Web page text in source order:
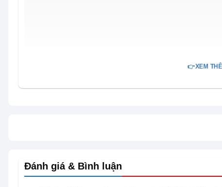
👉XEM
Đánh giá & Bình luận